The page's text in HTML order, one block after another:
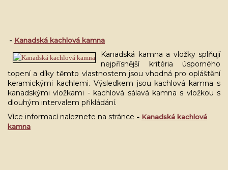
- Kanadská kachlová kamna
Kanadská kamna a vložky splňují
nejpřísnější kritéria úsporného
topení a díky těmto vlastnostem jsou vhodná pro opláštění
keramickými kachlemi. Výsledkem jsou kachlová kamna s
kanadskými vložkami - kachlová sálavá kamna s vložkou s
dlouhým intervalem přikládání.
Více informací naleznete na stránce - Kanadská kachlová
kamna